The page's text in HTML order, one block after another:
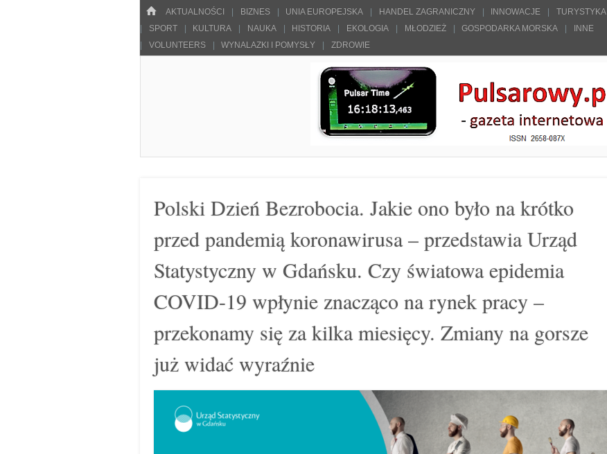
HOME
Menu
SKOCZ DO TREŚCI
AKTUALNOŚCI BIZNES UNIA EUROPEJSKA HANDEL ZAGRANICZNY INNOWACJE
TURYSTYKA
SPORT
KULTURA NAUKA HISTORIA EKOLOGIA MŁODZIEŻ GOSPODARKA MORSKA
INNE
VOLUNTEERS
WYNALAZKI I POMYSŁY ZDROWIE
Polski Dzień Bezrobocia. Jakie ono było na krótko
przed pandemią koronawirusa – przedstawia Urząd
Statystyczny w Gdańsku. Czy światowa epidemia
COVID-19 wpłynie znacząco na rynek pracy –
przekonamy się za kilka miesięcy. Zmiany na gorsze
już widać wyraźnie